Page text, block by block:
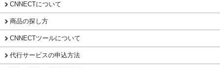
CNNECTについて
商品の探し方
CNNECTツールについて
代行サービスの申込方法